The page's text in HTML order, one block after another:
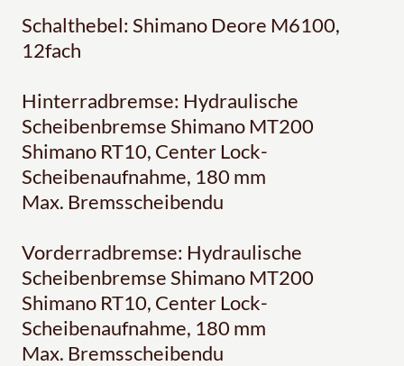
Schalthebel: Shimano Deore M6100,
12fach
Hinterradbremse: Hydraulische
Scheibenbremse Shimano MT200
Shimano RT10, Center Lock-
Scheibenaufnahme, 180 mm
Max. Bremsscheibendu
Vorderradbremse: Hydraulische
Scheibenbremse Shimano MT200
Shimano RT10, Center Lock-
Scheibenaufnahme, 180 mm
Max. Bremsscheibendu